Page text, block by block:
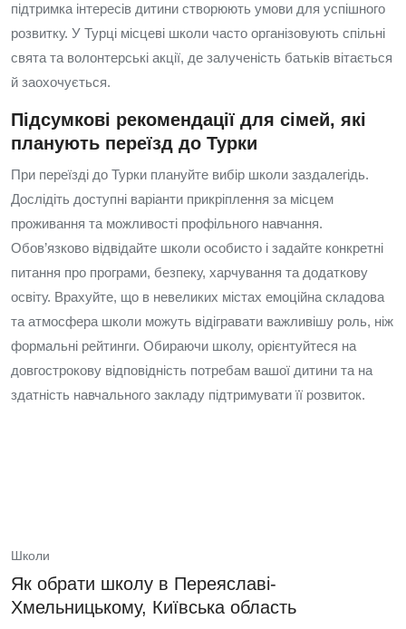
підтримка інтересів дитини створюють умови для успішного
розвитку. У Турці місцеві школи часто організовують спільні
свята та волонтерські акції, де залученість батьків вітається
й заохочується.
Підсумкові рекомендації для сімей, які
планують переїзд до Турки
При переїзді до Турки плануйте вибір школи заздалегідь.
Дослідіть доступні варіанти прикріплення за місцем
проживання та можливості профільного навчання.
Обов’язково відвідайте школи особисто і задайте конкретні
питання про програми, безпеку, харчування та додаткову
освіту. Врахуйте, що в невеликих містах емоційна складова
та атмосфера школи можуть відігравати важливішу роль, ніж
формальні рейтинги. Обираючи школу, орієнтуйтеся на
довгострокову відповідність потребам вашої дитини та на
здатність навчального закладу підтримувати її розвиток.
Школи
Як обрати школу в Переяславі-
Хмельницькому, Київська область